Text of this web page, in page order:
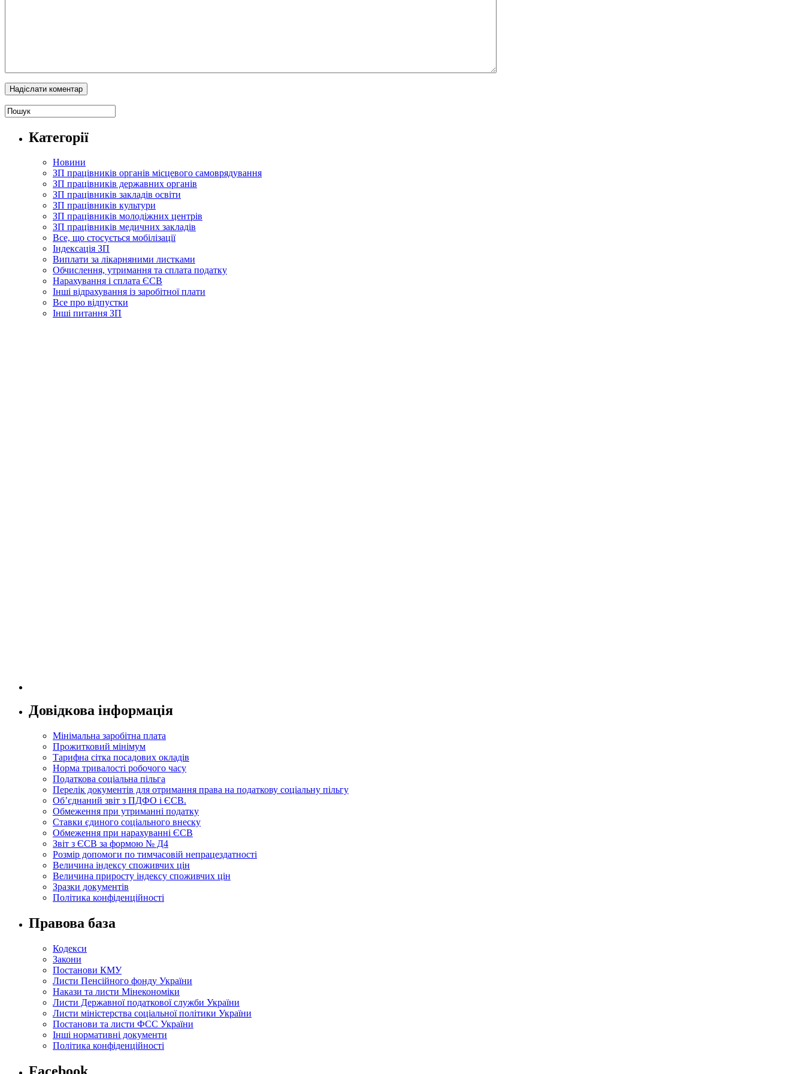
Категорії
Новини
ЗП працівників органів місцевого самоврядування
ЗП працівників державних органів
ЗП працівників закладів освіти
ЗП працівників культури
ЗП працівників молодіжних центрів
ЗП працівників медичних закладів
Все, що стосується мобілізації
Індексація ЗП
Виплати за лікарняними листками
Обчислення, утримання та сплата податку
Нарахування і сплата ЄСВ
Інші відрахування із заробітної плати
Все про відпустки
Інші питання ЗП
Довідкова інформація
Мінімальна заробітна плата
Прожитковий мінімум
Тарифна сітка посадових окладів
Норма тривалості робочого часу
Податкова соціальна пільга
Перелік документів для отримання права на податкову соціальну пільгу
Об’єднаний звіт з ПДФО і ЄСВ.
Обмеження при утриманні податку
Ставки єдиного соціального внеску
Обмеження при нарахуванні ЄСВ
Звіт з ЄСВ за формою № Д4
Розмір допомоги по тимчасовій непрацездатності
Величина індексу споживчих цін
Величина приросту індексу споживчих цін
Зразки документів
Політика конфіденційності
Правова база
Кодекси
Закони
Постанови КМУ
Листи Пенсійного фонду України
Накази та листи Мінекономіки
Листи Державної податкової служби України
Листи міністерства соціальної політики України
Постанови та листи ФСС України
Інші нормативні документи
Політика конфіденційності